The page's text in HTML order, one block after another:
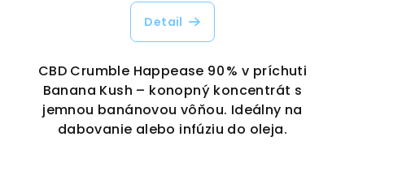
Detail
CBD Crumble Happease 90 % v príchuti
Banana Kush – konopný koncentrát s
jemnou banánovou vôňou. Ideálny na
dabovanie alebo infúziu do oleja.